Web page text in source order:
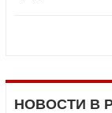
НОВОСТИ В